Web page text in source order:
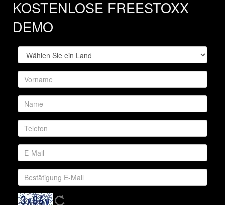
KOSTENLOSE FREESTOXX
DEMO